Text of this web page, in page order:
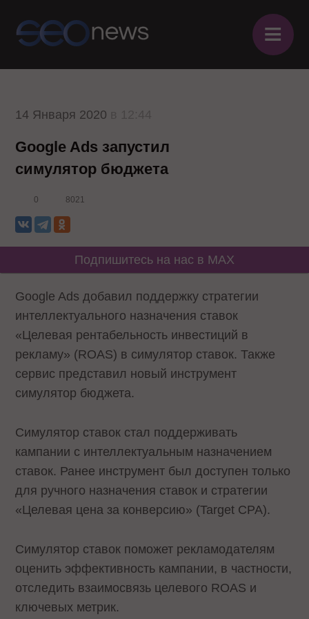
≡
14 Января 2020
Google Ads запустил
симулятор бюджета
0 8021
Подпишитесь на нас в MAX
Google Ads добавил поддержку стратегии
интеллектуального назначения ставок
«Целевая рентабельность инвестиций в
рекламу» (ROAS) в симулятор ставок. Также
сервис представил новый инструмент
симулятор бюджета.
Симулятор ставок стал поддерживать
кампании с интеллектуальным назначением
ставок. Ранее инструмент был доступен только
для ручного назначения ставок и стратегии
«Целевая цена за конверсию» (Target CPA).
Симулятор ставок поможет рекламодателям
оценить эффективность кампании, в частности,
отследить взаимосвязь целевого ROAS и
ключевых метрик.